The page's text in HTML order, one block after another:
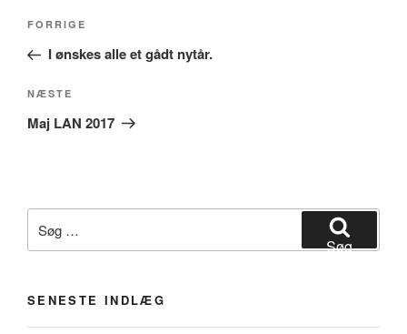
Indlægsnavigation
Forrige
indlæg
FORRIGE
I ønskes alle et gådt nytår.
Næste
indlæg
NÆSTE
Maj LAN 2017
efter:
Søg
SENESTE INDLÆG